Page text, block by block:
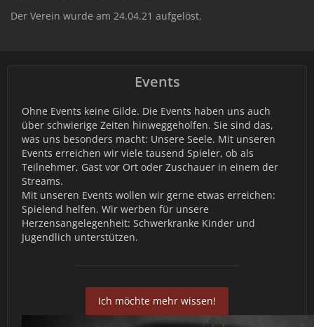
Der Verein wurde am 24.04.21 aufgelöst.
Events
Ohne Events keine Gilde. Die Events haben uns auch
über schwierige Zeiten hinweggeholfen. Sie sind das,
was uns besonders macht: Unsere Seele. Mit unseren
Events erreichen wir viele tausend Spieler, ob als
Teilnehmer, Gast vor Ort oder Zuschauer in einem der
Streams.
Mit unseren Events wollen wir gerne etwas erreichen:
Spielend helfen. Wir werben für unsere
Herzensangelegenheit: Schwerkranke Kinder und
Jugendlich unterstützen.
Ich möchte mehr wissen!